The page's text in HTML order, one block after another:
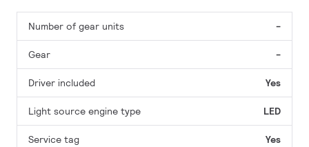
Number of gear units -
Gear -
Driver included Yes
Light source engine type LED
Service tag Yes